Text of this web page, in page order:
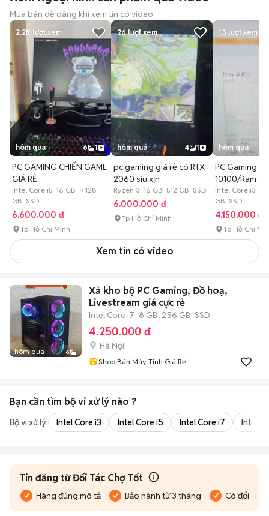
Mua bán dễ dàng khi xem tin có video
2.2K lượt xem
hôm qua 6 1
PC GAMING CHIẾN GAME
GIÁ RẺ
Intel Core i5 16 GB < 128
GB SSD
6.600.000 đ
Tp Hồ Chí Minh
26lượt xem
hôm qua 4 1
pc gaming giá rẻ có RTX
2060 siu xịn
Ryzen 3 16 GB 512 GB SSD
6.000.000 đ
Tp Hồ Chí Minh
13 lượt xem
hôm qua
PC Gaming
10100/Ram 8/
2gb/SSD 240
Intel Core i3 8
GB SSD
4.150.000 đ
Tp Hồ Chí
Xem tin có video
hôm qua 6
Xả kho bộ PC Gaming, Đồ hoạ,
Livestream giá cực rẻ
Intel Core i7 8 GB 256 GB SSD
4.250.000 đ
Hà Nội
Shop Bán Máy Tính Giá Rẻ
Bạn cần tìm bộ vi xử lý nào ?
Bộ vi xử lý: Intel Core i3 Intel Core i5 Intel Core i7 Intel
Tin đăng từ Đối Tác Chợ Tốt
Hàng đúng mô tả Bảo hành từ 3 tháng Có đổi trả